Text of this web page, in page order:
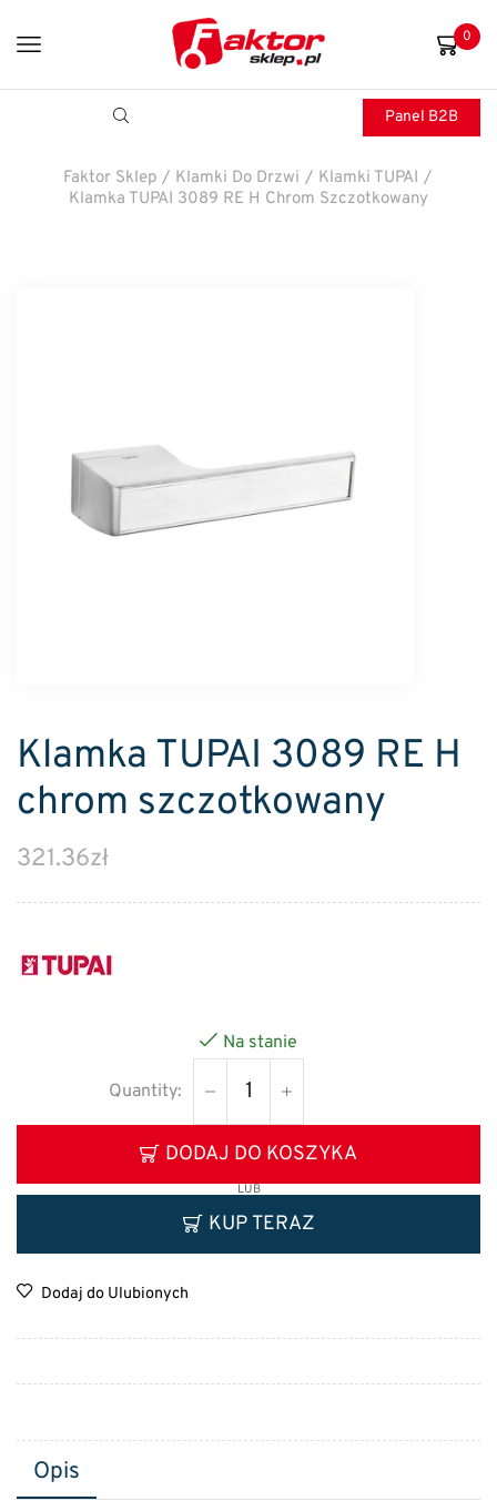
0
Panel B2B
Faktor Sklep / Klamki Do Drzwi / Klamki TUPAI /
Klamka TUPAI 3089 RE H Chrom Szczotkowany
Klamka TUPAI 3089 RE H
chrom szczotkowany
321.36zł
Na stanie
DODAJ DO KOSZYKA
LUB
KUP TERAZ
Dodaj do Ulubionych
Opis